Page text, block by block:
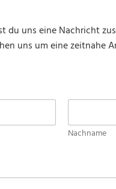
du uns eine Nachricht
uns um eine zeitnahe
Nachname